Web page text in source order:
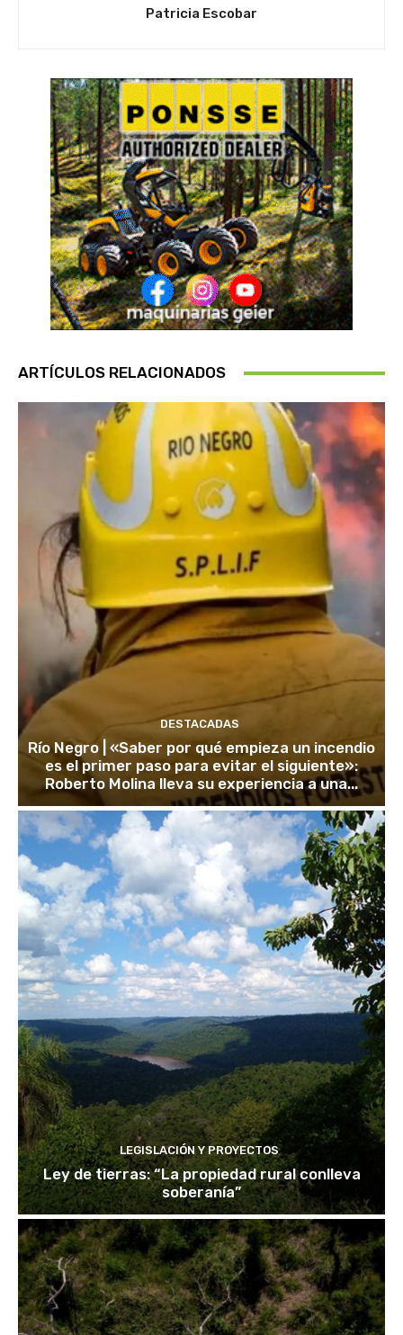
Patricia Escobar
ARTÍCULOS RELACIONADOS
DESTACADAS
Río Negro | «Saber por qué empieza un incendio
es el primer paso para evitar el siguiente»:
Roberto Molina lleva su experiencia a una...
LEGISLACIÓN Y PROYECTOS
Ley de tierras: “La propiedad rural conlleva
soberanía”